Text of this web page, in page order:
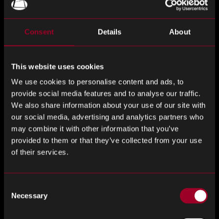
Consent Details About
This website uses cookies
We use cookies to personalise content and ads, to
provide social media features and to analyse our traffic.
We also share information about your use of our site with
our social media, advertising and analytics partners who
may combine it with other information that you’ve
provided to them or that they’ve collected from your use
of their services.
Selection
Necessary
wird die VR- und AR-Technologie sowie fahrerlose
Automobile und Cloud Computing erheblich voranbringen.
Darüber hinaus können 5G-Sender internet-of-Things-Hubs
ersetzen, die derzeit für den Betrieb mit Wi-Fi-Routern
Um eine echte 5G-Revolution zu erreichen, sind
Glasfaserkabel unerlässlich.5G basiert auf einem Small-
Cell-Modell, das die Konnektivität näher an den
Endverbraucher bringt. Dieses Small-Cell-Modell erfordert
ein entscheidendes Glasfaserkabel-Backbone, um ein
zusammenhängendes Interneterlebnis zu bieten.
Als die Glasfasertechnologie weiterentwickelt wurde,